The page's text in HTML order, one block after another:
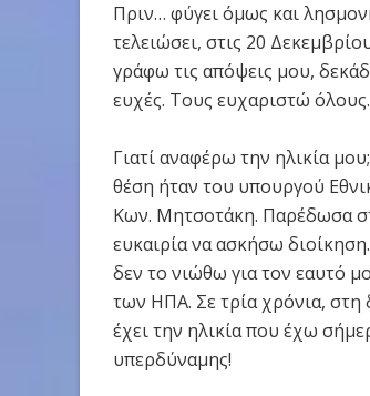
Πριν… φύγει όμως και
τελειώσει, στις 20
γράφω τις απόψεις μου,
ευχές. Τους ευχαριστώ όλους.
Γιατί αναφέρω την ηλικία
θέση ήταν του υπουργού
Κων. Μητσοτάκη. Παρέδωσα
ευκαιρία να ασκήσω
δεν το νιώθω για τον εαυτό
των ΗΠΑ. Σε τρία χρόνια, στη
έχει την ηλικία που έχω
υπερδύναμης!